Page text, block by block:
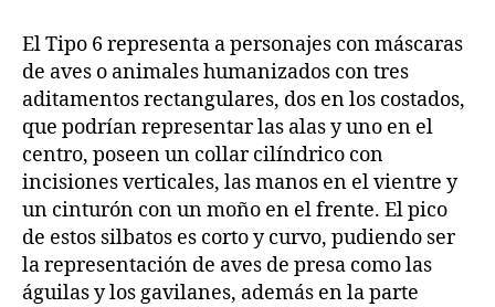
El Tipo 6 representa a personajes con máscaras
de aves o animales humanizados con tres
aditamentos rectangulares, dos en los costados,
que podrían representar las alas y uno en el
centro, poseen un collar cilíndrico con
incisiones verticales, las manos en el vientre y
un cinturón con un moño en el frente. El pico
de estos silbatos es corto y curvo, pudiendo ser
la representación de aves de presa como las
águilas y los gavilanes, además en la parte